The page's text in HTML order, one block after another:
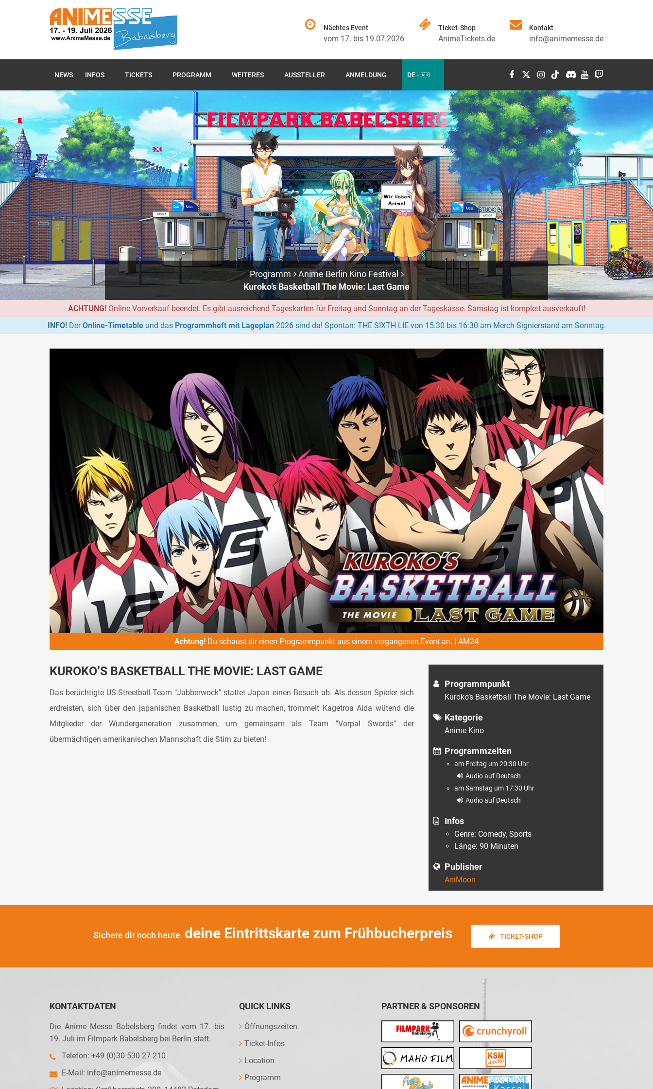
Nächtes Event
vom 17. bis 19.07.2026
Ticket-Shop
AnimeTickets.de
Kontakt
info@animemesse.de
NEWS INFOS TICKETS PROGRAMM WEITERES AUSSTELLER ANMELDUNG DE -
Programm
Anime Berlin Kino Festival
Kuroko’s Basketball The Movie: Last Game
ACHTUNG!Online Vorverkauf beendet. Es gibt ausreichend Tageskarten für Freitag und Sonntag an der Tageskasse. Samstag ist komplett ausverkauft!
INFO!DerOnline-Timetableund das Programmheft mit Lageplan 2026 sind da! Spontan: THE SIXTH LIE von 15:30 bis 16:30 am Merch-Signierstand am Sonntag.
Achtung! Du schaust dir einen Programmpunkt aus einem vergangenen Event an. | AM24
KUROKO’S BASKETBALL THE MOVIE: LAST GAME
Das berüchtigte US-Streetball-Team "Jabberwock" stattet Japan einen Besuch ab. Als dessen Spieler sich
erdreisten, sich über den japanischen Basketball lustig zu machen, trommelt Kagetroa Aida wütend die
Mitglieder der Wundergeneration zusammen, um gemeinsam als Team "Vorpal Swords" der
übermächtigen amerikanischen Mannschaft die Stirn zu bieten!
Programmpunkt
Kuroko’s Basketball The Movie: Last Game
Kategorie
Anime Kino
Programmzeiten
am Freitag um 20:30 Uhr
Audio auf Deutsch
am Samstag um 17:30 Uhr
Audio auf Deutsch
Infos
Genre: Comedy, Sports
Länge: 90 Minuten
Publisher
AniMoon
Sichere dir noch heute deine Eintrittskarte zum Frühbucherpreis TICKET-SHOP
KONTAKTDATEN
Die Anime Messe Babelsberg findet vom 17. bis
19. Juli im Filmpark Babelsberg bei Berlin statt.
Telefon: +49 (0)30 530 27 210
E-Mail: info@animemesse.de
QUICK LINKS
Öffnungszeiten
Ticket-Infos
Location
Programm
PARTNER & SPONSOREN